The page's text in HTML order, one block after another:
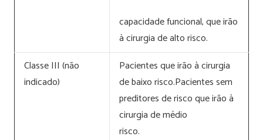
capacidade funcional, que irão
à cirurgia de alto risco.
Classe III (não
indicado)
Pacientes que irão à cirurgia
de baixo risco.Pacientes sem
preditores de risco que irão à
cirurgia de médio
risco.